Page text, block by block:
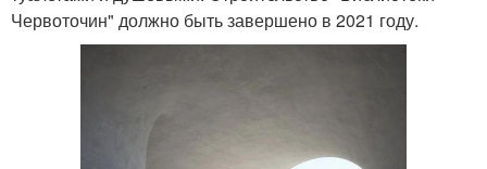
Червоточин" должно быть завершено в 2021 году.